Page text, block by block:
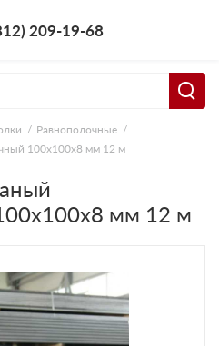
209-19-68
Равнополочные
100х100х8 мм 12 м
мм 12 м